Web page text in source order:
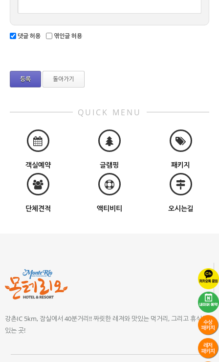
댓글 허용 엮인글 허용
돌아가기
QUICK MENU
객실예약 글램핑 패키지
단체견적 액티비티 오시는길
강촌IC 5km, 잠실에서 40분거리!! 짜릿한 레져와 맛있는 먹거리, 그리고 휴식이
있는 곳!